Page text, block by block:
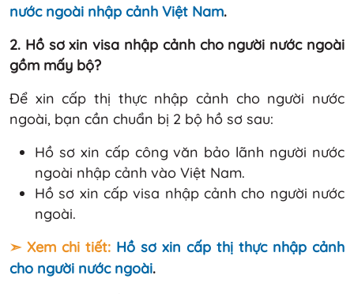
nước ngoài nhập cảnh Việt Nam.
2. Hồ sơ xin visa nhập cảnh cho người nước ngoài
gồm mấy bộ?
Để xin cấp thị thực nhập cảnh cho người nước
ngoài, bạn cần chuẩn bị 2 bộ hồ sơ sau:
Hồ sơ xin cấp công văn bảo lãnh người nước
ngoài nhập cảnh vào Việt Nam.
Hồ sơ xin cấp visa nhập cảnh cho người nước
ngoài.
➣ Xem chi tiết: Hồ sơ xin cấp thị thực nhập cảnh
cho người nước ngoài.